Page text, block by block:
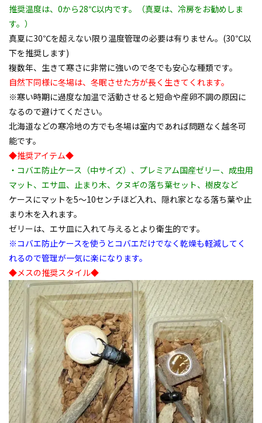
推奨温度は、0から28℃以内です。（真夏は、冷房をお勧めしま
す。）
真夏に30℃を超えない限り温度管理の必要は有りません。(30℃以
下を推奨します)
複数年、生きて寒さに非常に強いので冬でも安心な種類です。
自然下同様に冬場は、冬眠させた方が長く生きてくれます。
※寒い時期に過度な加温で活動させると短命や産卵不調の原因に
なるので避けてください。
北海道などの寒冷地の方でも冬場は室内であれば問題なく越冬可
能です。
◆推奨アイテム◆
・コバエ防止ケース（中サイズ）、プレミアム国産ゼリー、成虫用
マット、エサ皿、止まり木、クヌギの落ち葉セット、樹皮など
ケースにマットを5～10センチほど入れ、隠れ家となる落ち葉や止
まり木を入れます。
ゼリーは、エサ皿に入れて与えるとより衛生的です。
※コバエ防止ケースを使うとコバエだけでなく乾燥も軽減してく
れるので管理が一気に楽になります。
◆メスの推奨スタイル◆